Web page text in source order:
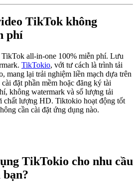
TikTok không
phí
all-in-one 100% miễn phí. Lưu
TikTokio, với tư cách là trình tải
mang lại trải nghiệm liền mạch dựa trên
đặt phần mềm hoặc đăng ký tài
không watermark và số lượng tải
chất lượng HD. Tiktokio hoạt động tốt
cần cài đặt ứng dụng nào.
TikTokio cho nhu cầu